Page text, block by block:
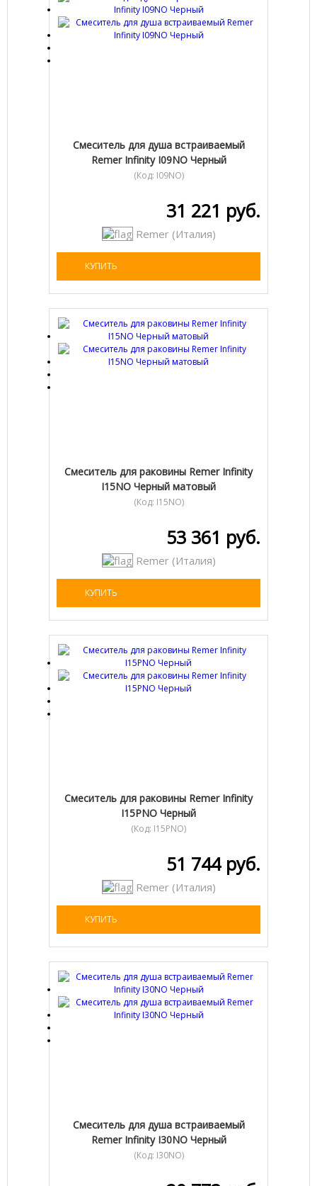
Смеситель для душа встраиваемый
Remer Infinity I09NO Черный
(Код: I09NO)
31 221 руб.
Remer (Италия)
КУПИТЬ
Cмеситель для раковины Remer Infinity
I15NO Черный матовый
(Код: I15NO)
53 361 руб.
Remer (Италия)
КУПИТЬ
Cмеситель для раковины Remer Infinity
I15PNO Черный
(Код: I15PNO)
51 744 руб.
Remer (Италия)
КУПИТЬ
Смеситель для душа встраиваемый
Remer Infinity I30NO Черный
(Код: I30NO)